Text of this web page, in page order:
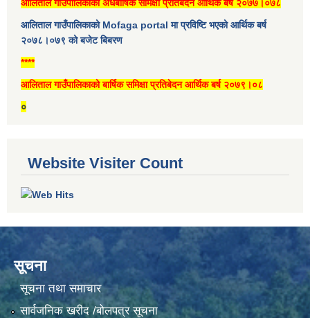
आलिताल गाउँपालिकाको अर्धबार्षिक समिक्षा प्रतिबेदन आर्थिक बर्ष २०७७।०७८
आलिताल गाउँपालिकाको Mofaga portal मा प्रविष्टि भएको आर्थिक बर्ष
२०७८।०७९ को बजेट बिबरण
****
आलिताल गाउँपालिकाको बार्षिक समिक्षा प्रतिबेदन आर्थिक बर्ष २०७९।०८
०
Website Visiter Count
सूचना
सूचना तथा समाचार
सार्वजनिक खरीद /बोलपत्र सूचना